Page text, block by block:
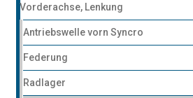
Vorderachse, Lenkung
Antriebswelle vorn Syncro
Federung
Radlager